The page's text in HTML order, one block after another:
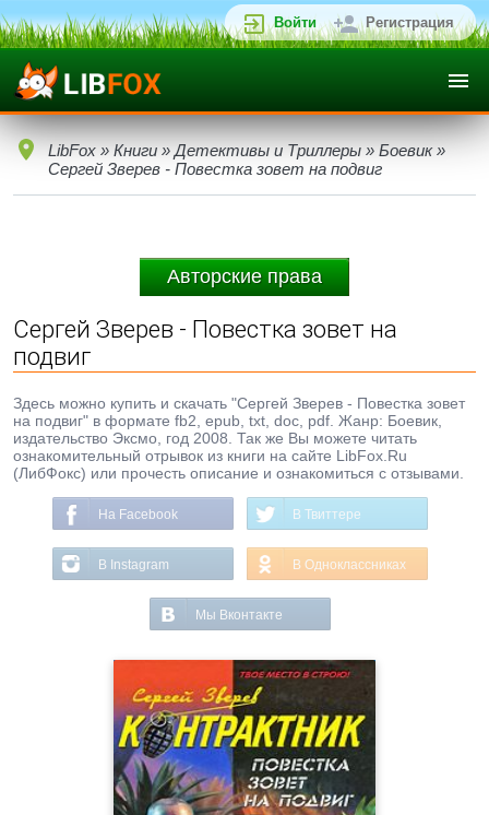
Войти Регистрация
LibFox » Книги » Детективы и Триллеры » Боевик»
Сергей Зверев - Повестка зовет на подвиг
Авторские права
Сергей Зверев - Повестка зовет на
подвиг
Здесь можно купить и скачать "Сергей Зверев - Повестка зовет
на подвиг" в формате fb2, epub, txt, doc, pdf. Жанр: Боевик,
издательство Эксмо, год 2008. Так же Вы можете читать
ознакомительный отрывок из книги на сайте LibFox.Ru
(ЛибФокс) или прочесть описание и ознакомиться с отзывами.
На Facebook В Твиттере
В Instagram В Одноклассниках
Мы Вконтакте